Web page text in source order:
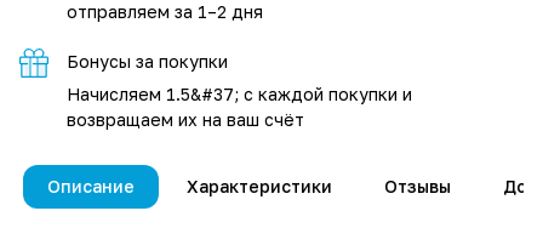
отправляем за 1–2 дня
Бонусы за покупки
Начисляем 1.5&#37; с каждой покупки и
возвращаем их на ваш счёт
Описание Характеристики Отзывы